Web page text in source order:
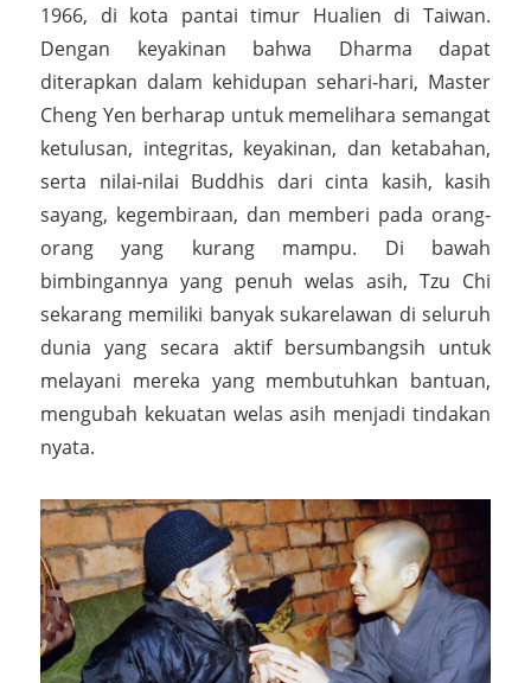
1966, di kota pantai timur Hualien di Taiwan.
Dengan keyakinan bahwa Dharma dapat
diterapkan dalam kehidupan sehari-hari, Master
Cheng Yen berharap untuk memelihara semangat
ketulusan, integritas, keyakinan, dan ketabahan,
serta nilai-nilai Buddhis dari cinta kasih, kasih
sayang, kegembiraan, dan memberi pada orang-
orang yang kurang mampu. Di bawah
bimbingannya yang penuh welas asih, Tzu Chi
sekarang memiliki banyak sukarelawan di seluruh
dunia yang secara aktif bersumbangsih untuk
melayani mereka yang membutuhkan bantuan,
mengubah kekuatan welas asih menjadi tindakan
nyata.